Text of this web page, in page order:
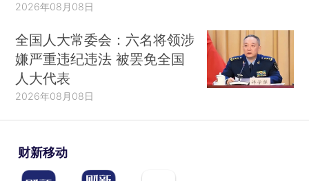
2026年08月08日
全国人大常委会：六名将领涉
嫌严重违纪违法 被罢免全国
人大代表
2026年08月08日
财新移动